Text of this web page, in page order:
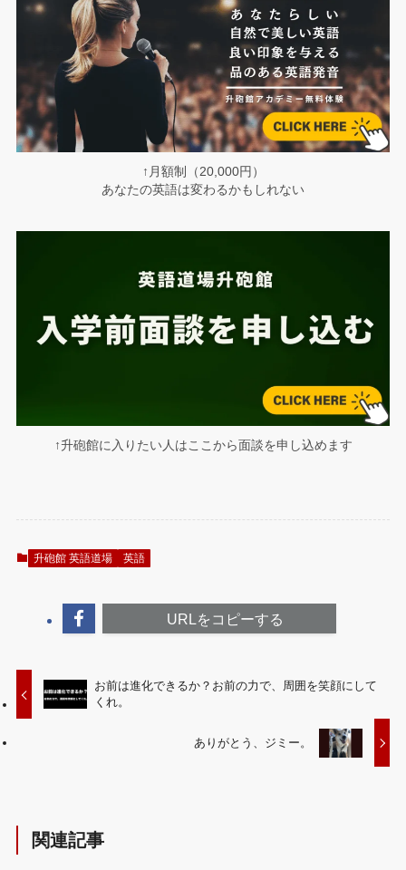
↑月額制（20,000円）
あなたの英語は変わるかもしれない
↑升砲館に入りたい人はここから面談を申し込めます
升砲館 英語道場 英語
URLをコピーする
お前は進化できるか？お前の力で、周囲を笑顔にして
くれ。
ありがとう、ジミー。
関連記事